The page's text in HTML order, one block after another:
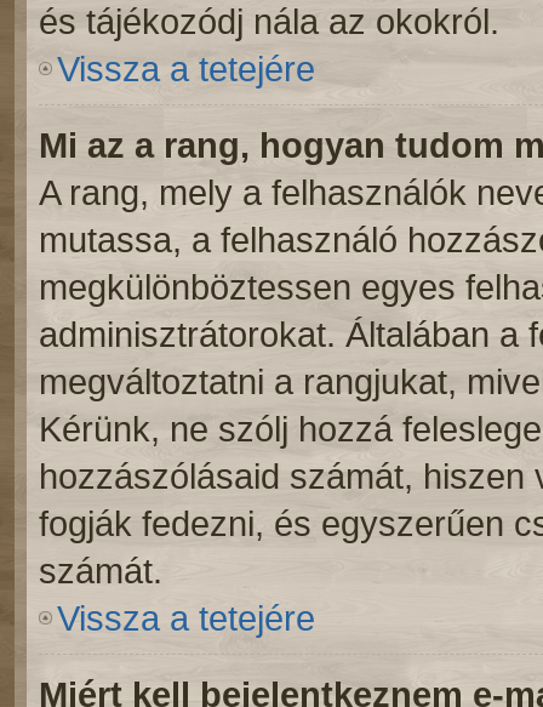
és tájékozódj nála az okokról.
Vissza a tetejére
Mi az a rang, hogyan tudom
A rang, mely a felhasználók
mutassa, a felhasználó
megkülönböztessen egyes
adminisztrátorokat. Általában a
megváltoztatni a rangjukat,
Kérünk, ne szólj hozzá
hozzászólásaid számát,
fogják fedezni, és egyszerűen
számát.
Vissza a tetejére
Miért kell bejelentkeznem e-